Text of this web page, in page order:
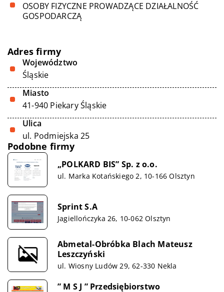
OSOBY FIZYCZNE PROWADZĄCE DZIAŁALNOŚĆ
GOSPODARCZĄ
Adres firmy
Województwo
Śląskie
Miasto
41-940 Piekary Śląskie
Ulica
ul. Podmiejska 25
Podobne firmy
„POLKARD BIS” Sp. z o.o.
ul. Marka Kotańskiego 2, 10-166 Olsztyn
Sprint S.A
Jagiellończyka 26, 10-062 Olsztyn
Abmetal-Obróbka Blach Mateusz
Leszczyński
ul. Wiosny Ludów 29, 62-330 Nekla
” M S J ” Przedsiębiorstwo